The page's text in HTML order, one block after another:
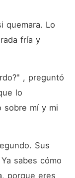
quemara. Lo
fría y
lo
sobre mí y mi
Sus
sabes cómo
porque eres